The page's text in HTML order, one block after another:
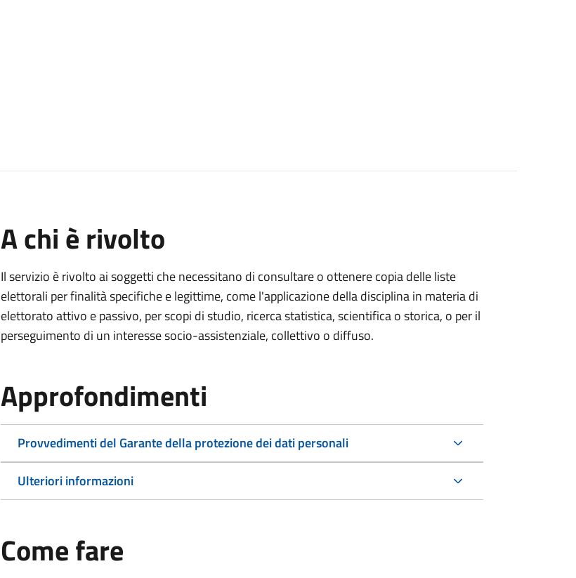
A chi è rivolto
Il servizio è rivolto ai soggetti che necessitano di consultare o ottenere copia delle liste
elettorali per finalità specifiche e legittime, come l'applicazione della disciplina in materia di
elettorato attivo e passivo, per scopi di studio, ricerca statistica, scientifica o storica, o per il
perseguimento di un interesse socio-assistenziale, collettivo o diffuso.
Approfondimenti
Provvedimenti del Garante della protezione dei dati personali
Ulteriori informazioni
Come fare